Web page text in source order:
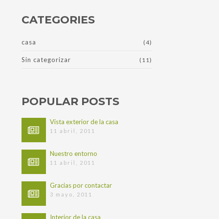
CATEGORIES
casa (4)
Sin categorizar (11)
POPULAR POSTS
Vista exterior de la casa
11 abril, 2011
Nuestro entorno
11 abril, 2011
Gracias por contactar
3 mayo, 2011
Interior de la casa